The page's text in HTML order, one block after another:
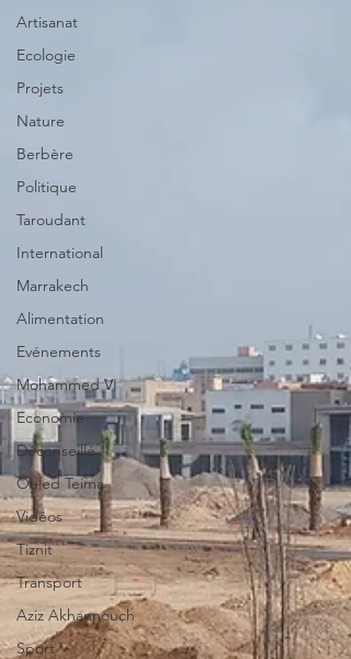
Artisanat
Ecologie
Projets
Nature
Berbère
Politique
Taroudant
International
Marrakech
Alimentation
Evénements
Mohammed VI
Economie
Déconseillé
Ouled Teima
Vidéos
Tiznit
Transport
Aziz Akhannouch
Sport